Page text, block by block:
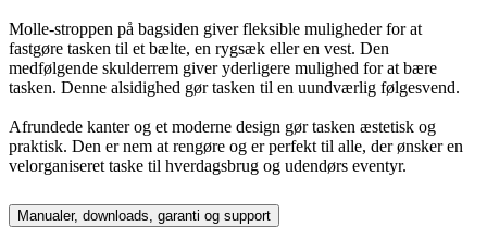
Molle-stroppen på bagsiden giver fleksible muligheder for at
fastgøre tasken til et bælte, en rygsæk eller en vest. Den
medfølgende skulderrem giver yderligere mulighed for at bære
tasken. Denne alsidighed gør tasken til en uundværlig følgesvend.
Afrundede kanter og et moderne design gør tasken æstetisk og
praktisk. Den er nem at rengøre og er perfekt til alle, der ønsker en
velorganiseret taske til hverdagsbrug og udendørs eventyr.
Manualer, downloads, garanti og support